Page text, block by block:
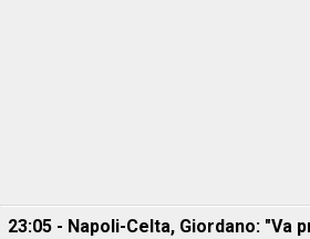
23:05 - Napoli-Celta, Giordano: "Va